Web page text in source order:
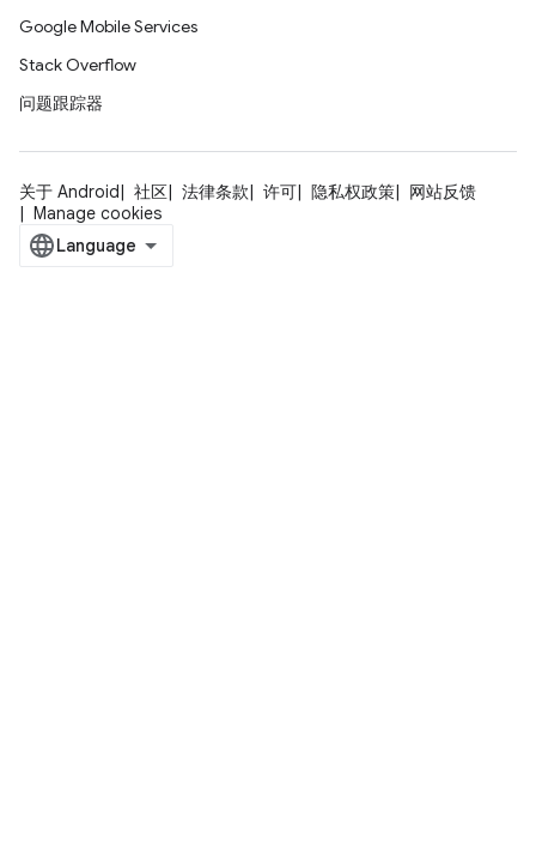
Google Mobile Services
Stack Overflow
问题跟踪器
关于 Android 社区 法律条款 许可 隐私权政策
网站反馈
Manage cookies